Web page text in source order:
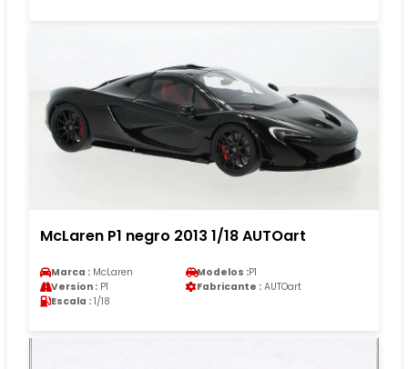
McLaren P1 negro 2013 1/18 AUTOart
Marca : McLaren Modelos :P1
Version : P1 Fabricante : AUTOart
Escala : 1/18